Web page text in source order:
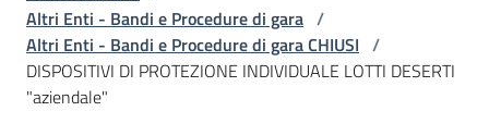
L'Agenzia
Altri Enti - Bandi e Procedure di gara /
Altri Enti - Bandi e Procedure di gara CHIUSI /
DISPOSITIVI DI PROTEZIONE INDIVIDUALE LOTTI DESERTI
"aziendale"